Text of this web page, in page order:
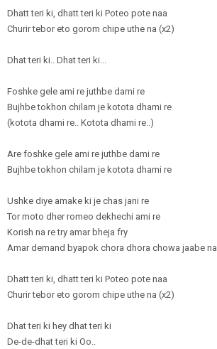
Dhatt teri ki, dhatt teri ki Poteo pote naa
Churir tebor eto gorom chipe uthe na (x2)
Dhat teri ki.. Dhat teri ki...
Foshke gele ami re juthbe dami re
Bujhbe tokhon chilam je kotota dhami re
(kotota dhami re.. Kotota dhami re..)
Are foshke gele ami re juthbe dami re
Bujhbe tokhon chilam je kotota dhami re
Ushke diye amake ki je chas jani re
Tor moto dher romeo dekhechi ami re
Korish na re try amar bheja fry
Amar demand byapok chora dhora chowa jaabe na
Dhatt teri ki, dhatt teri ki Poteo pote naa
Churir tebor eto gorom chipe uthe na (x2)
Dhat teri ki hey dhat teri ki
De-de-dhat teri ki Oo..